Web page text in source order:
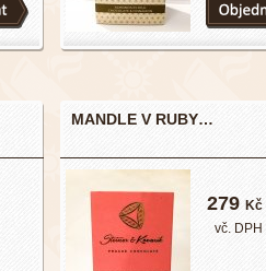
MANDLE V RUBY…
279 Kč
vč. DPH